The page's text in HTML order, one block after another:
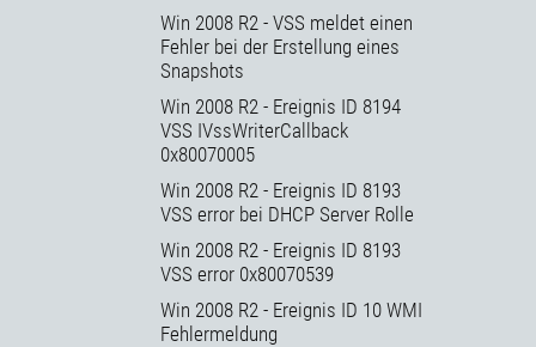
Win 2008 R2 - VSS meldet einen
Fehler bei der Erstellung eines
Snapshots
Win 2008 R2 - Ereignis ID 8194
VSS IVssWriterCallback
0x80070005
Win 2008 R2 - Ereignis ID 8193
VSS error bei DHCP Server Rolle
Win 2008 R2 - Ereignis ID 8193
VSS error 0x80070539
Win 2008 R2 - Ereignis ID 10 WMI
Fehlermeldung